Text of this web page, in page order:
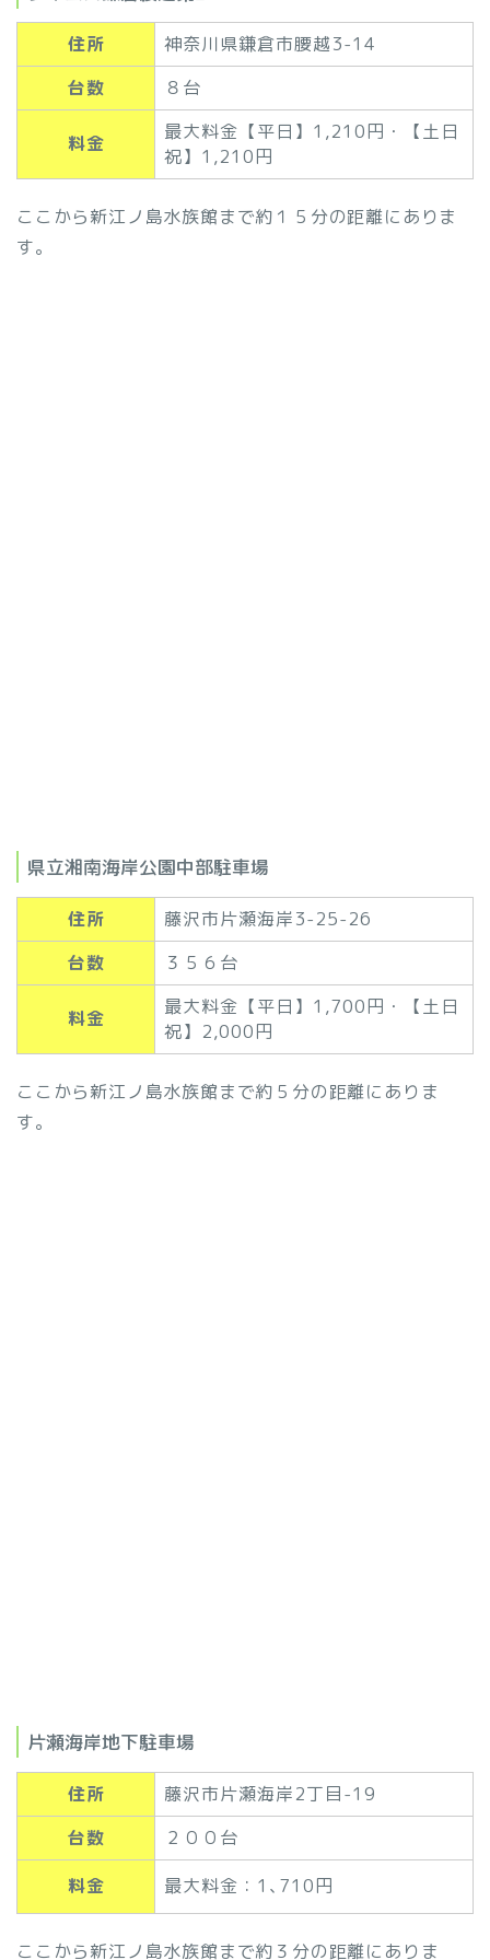
住所
神奈川県鎌倉市腰越3-14
台数
８台
料金
最大料金【平日】1,210円・【土日
祝】1,210円
ここから新江ノ島水族館まで約１５分の距離にありま
す。
県立湘南海岸公園中部駐車場
住所
藤沢市片瀬海岸3-25-26
台数
３５６台
料金
最大料金【平日】1,700円・【土日
祝】2,000円
ここから新江ノ島水族館まで約５分の距離にありま
す。
片瀬海岸地下駐車場
住所
藤沢市片瀬海岸2丁目-19
台数
２００ 台
料金
最大料金：1､710円
ここから新江ノ島水族館まで約３分の距離にありま